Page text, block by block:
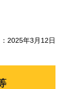
2025年3月12日